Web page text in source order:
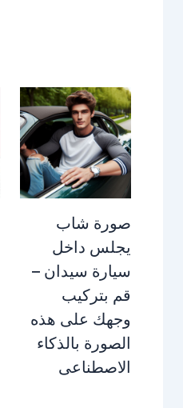
صورة شاب
يجلس داخل
سيارة سيدان –
قم بتركيب
وجهك على هذه
الصورة بالذكاء
الاصطناعى